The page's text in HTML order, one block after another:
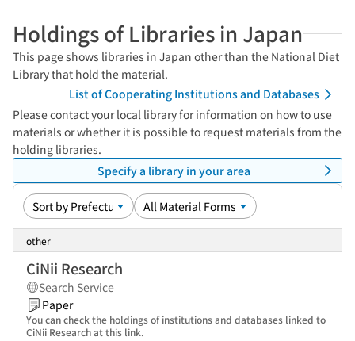
Holdings of Libraries in Japan
This page shows libraries in Japan other than the National Diet
Library that hold the material.
List of Cooperating Institutions and Databases
Please contact your local library for information on how to use
materials or whether it is possible to request materials from the
holding libraries.
Specify a library in your area
other
CiNii Research
Search Service
Paper
You can check the holdings of institutions and databases linked to
CiNii Research at this link.